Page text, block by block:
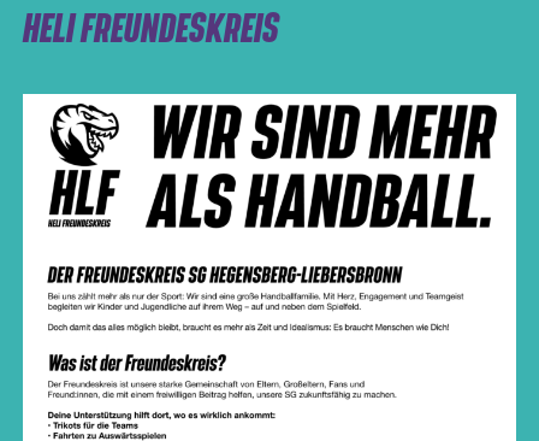
HELI FREUNDESKREIS